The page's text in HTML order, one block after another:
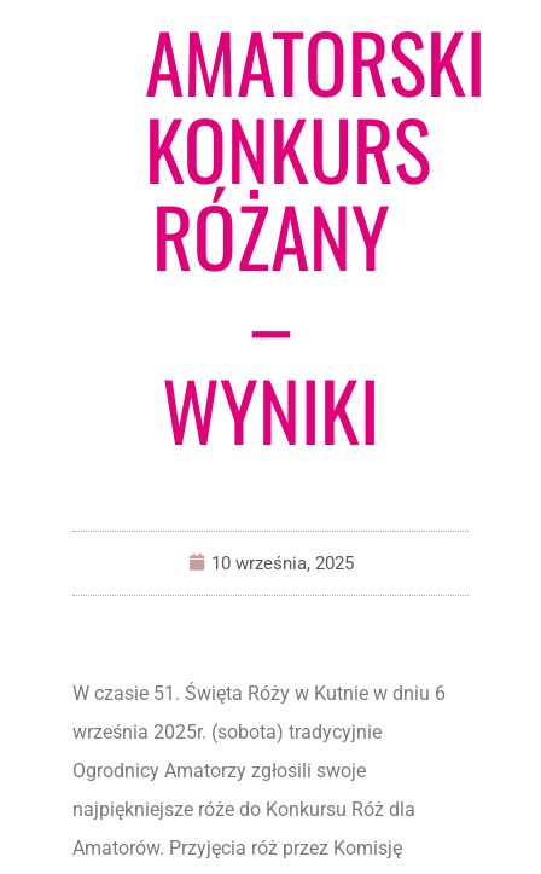
AMATORSKI
KONKURS
RÓŻANY
–
WYNIKI
10 września, 2025
W czasie 51. Święta Róży w Kutnie w dniu 6
września 2025r. (sobota) tradycyjnie
Ogrodnicy Amatorzy zgłosili swoje
najpiękniejsze róże do Konkursu Róż dla
Amatorów. Przyjęcia róż przez Komisję